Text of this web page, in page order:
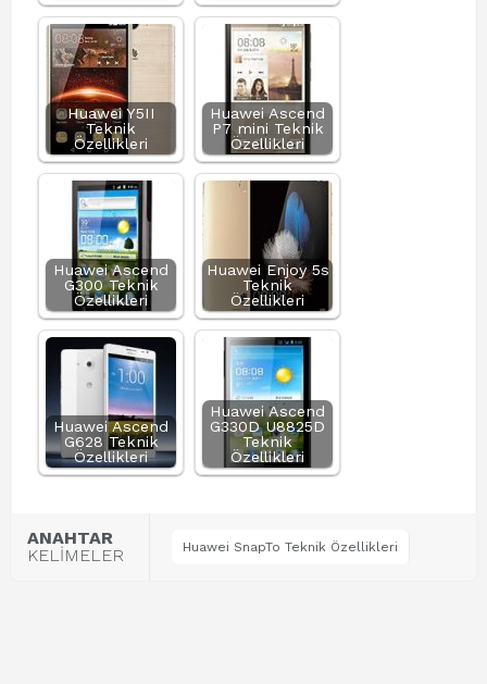
Huawei Y5II
Teknik
Özellikleri
Huawei Ascend
P7 mini Teknik
Özellikleri
Huawei Ascend
G300 Teknik
Özellikleri
Huawei Enjoy 5s
Teknik
Özellikleri
Huawei Ascend
G628 Teknik
Özellikleri
Huawei Ascend
G330D U8825D
Teknik
Özellikleri
ANAHTAR
KELİMELER
Huawei SnapTo Teknik Özellikleri